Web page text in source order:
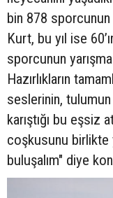
bin 878 sporcunun
Kurt, bu yıl ise
sporcunun
Hazırlıkların
seslerinin,
karıştığı bu eşsiz
coşkusunu birlikte
buluşalım" diye